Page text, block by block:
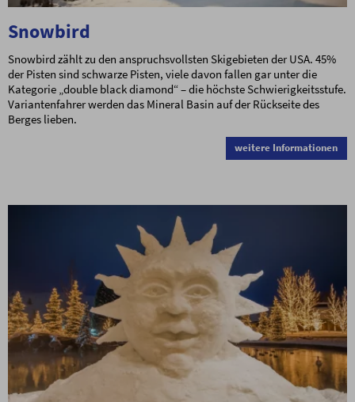
Snowbird
Snowbird zählt zu den anspruchsvollsten Skigebieten der USA. 45%
der Pisten sind schwarze Pisten, viele davon fallen gar unter die
Kategorie „double black diamond“ – die höchste Schwierigkeitsstufe.
Variantenfahrer werden das Mineral Basin auf der Rückseite des
Berges lieben.
weitere Informationen